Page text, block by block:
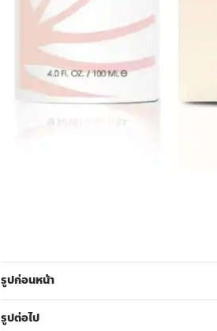
รูปก่อนหน้า
รูปต่อไป